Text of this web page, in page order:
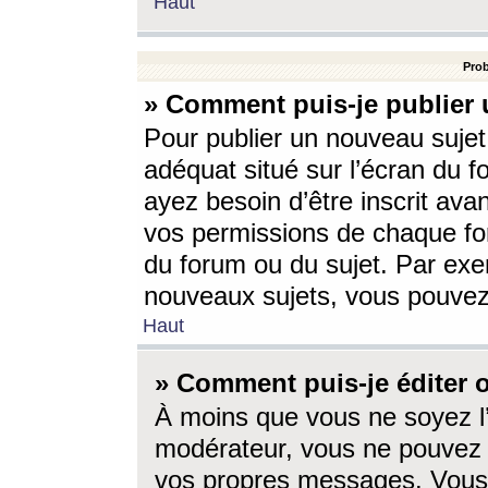
» Comment puis-je
Pour publier un nouveau
adéquat situé sur l’écran du
ayez besoin d’être inscrit
vos permissions de chaque
du forum ou du sujet. Par
nouveaux sujets, vous
Haut
» Comment puis-je éditer
À moins que vous ne soyez
modérateur, vous ne
vos propres messages.